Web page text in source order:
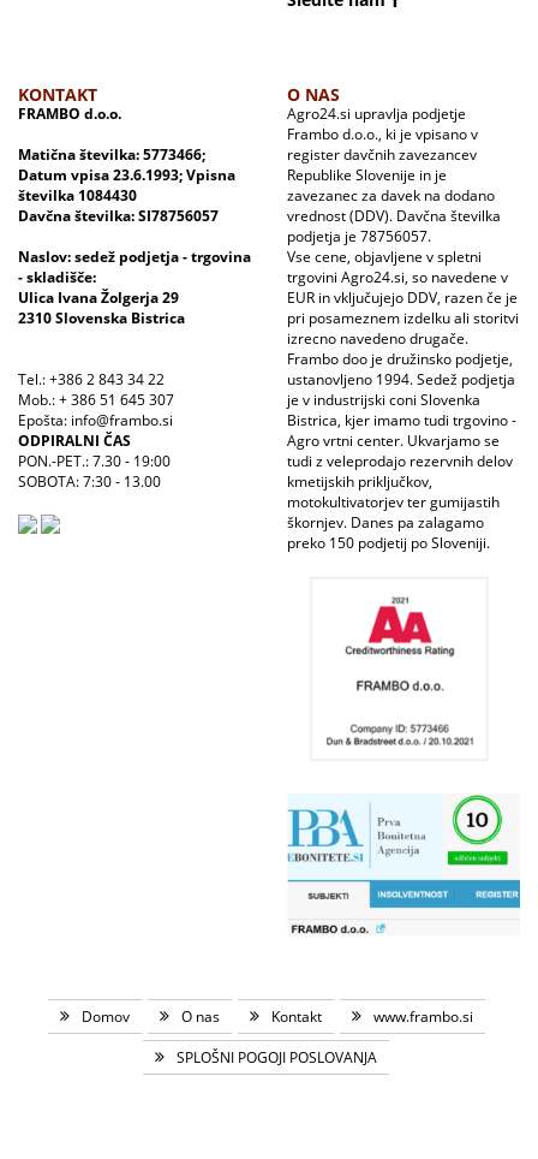
KONTAKT
FRAMBO d.o.o.
Matična številka: 5773466;
Datum vpisa 23.6.1993; Vpisna
številka 1084430
Davčna številka: SI78756057
Naslov: sedež podjetja - trgovina
- skladišče:
Ulica Ivana Žolgerja 29
2310 Slovenska Bistrica
Tel.: +386 2 843 34 22
Mob.: + 386 51 645 307
Epošta: info@frambo.si
ODPIRALNI ČAS
PON.-PET.: 7.30 - 19:00
SOBOTA: 7:30 - 13.00
O NAS
Agro24.si upravlja podjetje
Frambo d.o.o., ki je vpisano v
register davčnih zavezancev
Republike Slovenije in je
zavezanec za davek na dodano
vrednost (DDV). Davčna številka
podjetja je 78756057.
Vse cene, objavljene v spletni
trgovini Agro24.si, so navedene v
EUR in vključujejo DDV, razen če je
pri posameznem izdelku ali storitvi
izrecno navedeno drugače.
Frambo doo je družinsko podjetje,
ustanovljeno 1994. Sedež podjetja
je v industrijski coni Slovenka
Bistrica, kjer imamo tudi trgovino -
Agro vrtni center. Ukvarjamo se
tudi z veleprodajo rezervnih delov
kmetijskih priključkov,
motokultivatorjev ter gumijastih
škornjev. Danes pa zalagamo
preko 150 podjetij po Sloveniji.
Domov O nas Kontakt
www.frambo.si
SPLOŠNI POGOJI POSLOVANJA